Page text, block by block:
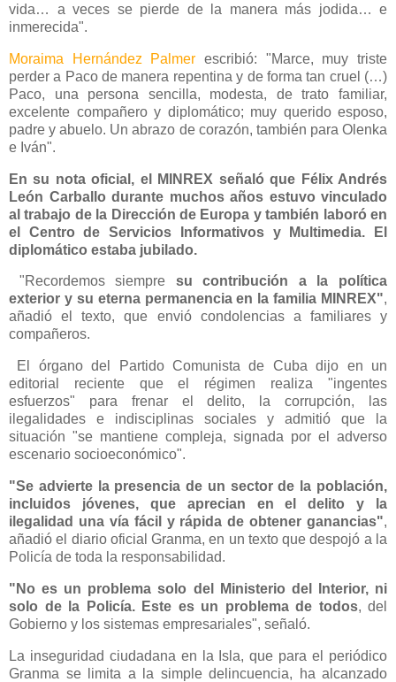
vida… a veces se pierde de la manera más jodida… e
inmerecida".
Moraima Hernández Palmer escribió: "Marce, muy triste
perder a Paco de manera repentina y de forma tan cruel (…)
Paco, una persona sencilla, modesta, de trato familiar,
excelente compañero y diplomático; muy querido esposo,
padre y abuelo. Un abrazo de corazón, también para Olenka
e Iván".
En su nota oficial, el MINREX señaló que Félix Andrés
León Carballo durante muchos años estuvo vinculado
al trabajo de la Dirección de Europa y también laboró en
el Centro de Servicios Informativos y Multimedia. El
diplomático estaba jubilado.
"Recordemos siempre su contribución a la política
exterior y su eterna permanencia en la familia MINREX",
añadió el texto, que envió condolencias a familiares y
compañeros.
El órgano del Partido Comunista de Cuba dijo en un
editorial reciente que el régimen realiza "ingentes
esfuerzos" para frenar el delito, la corrupción, las
ilegalidades e indisciplinas sociales y admitió que la
situación "se mantiene compleja, signada por el adverso
escenario socioeconómico".
"Se advierte la presencia de un sector de la población,
incluidos jóvenes, que aprecian en el delito y la
ilegalidad una vía fácil y rápida de obtener ganancias",
añadió el diario oficial Granma, en un texto que despojó a la
Policía de toda la responsabilidad.
"No es un problema solo del Ministerio del Interior, ni
solo de la Policía. Este es un problema de todos, del
Gobierno y los sistemas empresariales", señaló.
La inseguridad ciudadana en la Isla, que para el periódico
Granma se limita a la simple delincuencia, ha alcanzado